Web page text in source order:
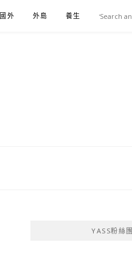
國外 外島 養生 伴手禮
YASS粉絲團